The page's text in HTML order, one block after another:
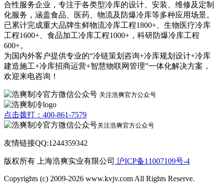
合性服务企业，专注于各类型冷库的设计、安装、维修及定制
化服务，涵盖食品、医药、物流及防爆冷库等多种应用场景。
已累计完成重大品牌生鲜物流冷库工程1800+、生物医疗冷库
工程1600+、食品加工冷库工程1000+，科研防爆冷库工程
600+。
为国内外客户提供专业的“冷链策划咨询+冷库规划设计+冷库
建造施工+冷库招商运营+智慧物联网管理”一体化解决方案，
欢迎来电咨询！
关注浩爽官方公众号
点击拨打：400-861-7579
关注浩爽官方公众号
友情链接QQ:1244359342
版权所有 上海浩爽实业有限公司 沪ICP备11007109号-4
Copyrights (c) 2009-2026 www.kvjv.com All Rights Reserve.